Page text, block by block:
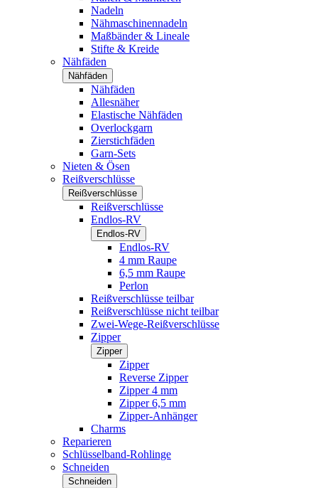
Nadeln
Nähmaschinennadeln
Maßbänder & Lineale
Stifte & Kreide
Nähfäden
Nähfäden
Nähfäden
Allesnäher
Elastische Nähfäden
Overlockgarn
Zierstichfäden
Garn-Sets
Nieten & Ösen
Reißverschlüsse
Reißverschlüsse
Reißverschlüsse
Endlos-RV
Endlos-RV
Endlos-RV
4 mm Raupe
6,5 mm Raupe
Perlon
Reißverschlüsse teilbar
Reißverschlüsse nicht teilbar
Zwei-Wege-Reißverschlüsse
Zipper
Zipper
Zipper
Reverse Zipper
Zipper 4 mm
Zipper 6,5 mm
Zipper-Anhänger
Charms
Reparieren
Schlüsselband-Rohlinge
Schneiden
Schneiden